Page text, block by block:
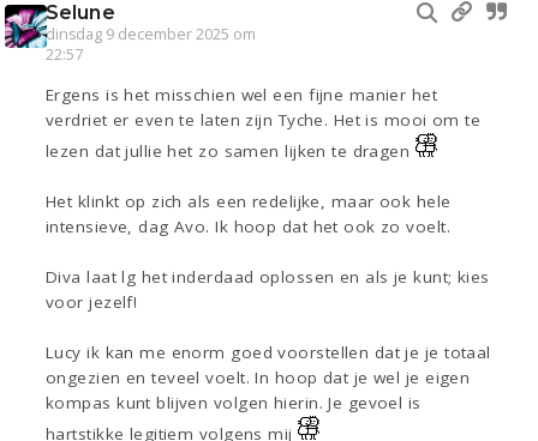
Selune
dinsdag 9 december 2025 om
22:57
Ergens is het misschien wel een fijne manier het
verdriet er even te laten zijn Tyche. Het is mooi om te
lezen dat jullie het zo samen lijken te dragen
Het klinkt op zich als een redelijke, maar ook hele
intensieve, dag Avo. Ik hoop dat het ook zo voelt.
Diva laat lg het inderdaad oplossen en als je kunt; kies
voor jezelf!
Lucy ik kan me enorm goed voorstellen dat je je totaal
ongezien en teveel voelt. In hoop dat je wel je eigen
kompas kunt blijven volgen hierin. Je gevoel is
hartstikke legitiem volgens mij